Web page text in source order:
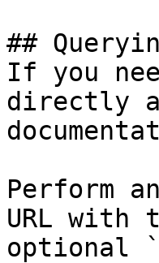
##
If you
directly
Perform
URL with
optional